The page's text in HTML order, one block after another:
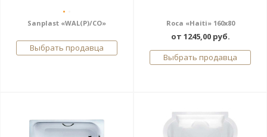
Sanplast «WAL(P)/CO»
Выбрать продавца
Roca «Haiti» 160х80
от 1245,00 руб.
Выбрать продавца